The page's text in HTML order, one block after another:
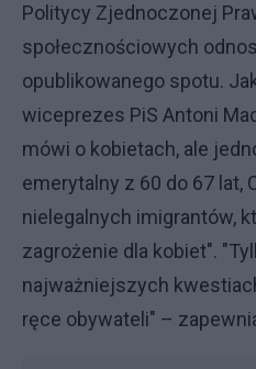
Politycy Zjednoczonej
społecznościowych
opublikowanego spotu.
wiceprezes PiS Antoni
mówi o kobietach, ale
emerytalny z 60 do 67 lat,
nielegalnych imigrantów,
zagrożenie dla kobiet".
najważniejszych
ręce obywateli" –